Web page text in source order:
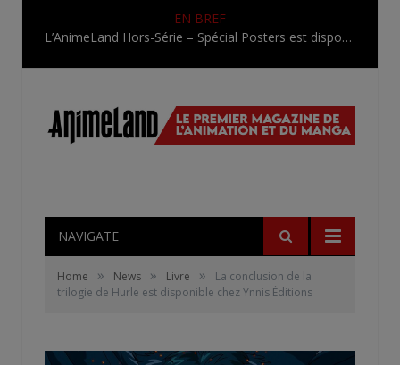
EN BREF
L’AnimeLand Hors-Série – Spécial Posters est disponible !
NAVIGATE
Home » News » Livre »
La conclusion de la
trilogie de Hurle est disponible chez Ynnis Éditions